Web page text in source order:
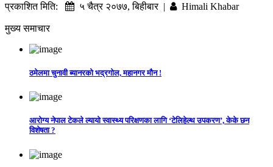
प्रकाशित मिति:
५ चैत्र २०७७, बिहीबार | Himali Khabar
मुख्य समाचार
ठमेलमा चुनावी ब्यानरको भद्रगोल, महानगर मौन !
आरोग्य नेपाल टेकले ल्यायो स्वास्थ्य परिक्षणका लागि ‘टेलिहेल्थ उपकरण’, केके छन
विशेषता ?